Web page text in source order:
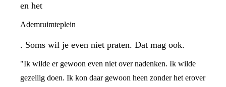
en het
Ademruimteplein
. Soms wil je even niet praten. Dat mag ook.
"Ik wilde er gewoon even niet over nadenken. Ik wilde
gezellig doen. Ik kon daar gewoon heen zonder het erover